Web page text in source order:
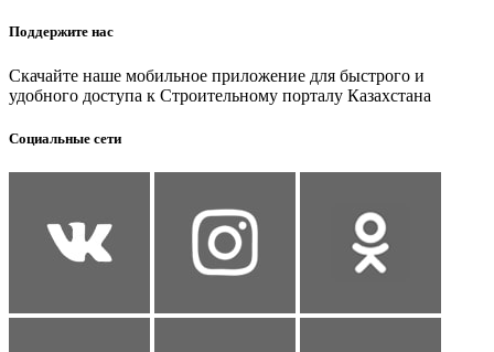
Поддержите нас
Скачайте наше мобильное приложение для быстрого и
удобного доступа к Строительному порталу Казахстана
Социальные сети